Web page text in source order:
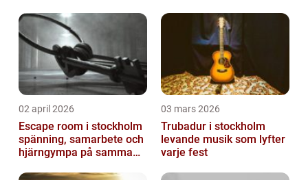
02 april 2026
Escape room i stockholm
spänning, samarbete och
hjärngympa på samma
03 mars 2026
Trubadur i stockholm
levande musik som lyfter
varje fest